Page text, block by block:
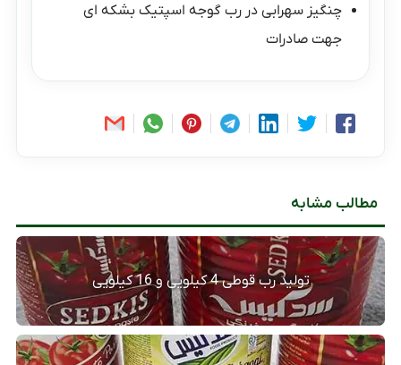
چنگیز سهرابی دررب گوجه اسپتیک بشکه ای
جهت صادرات
مطالب مشابه
تولید رب قوطی 4 کیلویی و 16 کیلویی